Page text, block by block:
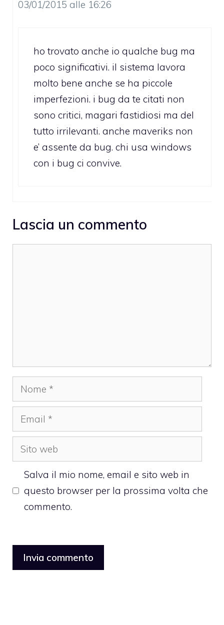
03/01/2015 alle 16:26
ho trovato anche io qualche bug ma
poco significativi. il sistema lavora
molto bene anche se ha piccole
imperfezioni. i bug da te citati non
sono critici, magari fastidiosi ma del
tutto irrilevanti. anche maveriks non
e’ assente da bug. chi usa windows
con i bug ci convive.
Lascia un commento
Nome
Email
Sito
web
Salva il mio nome, email e sito web in
questo browser per la prossima volta che
commento.